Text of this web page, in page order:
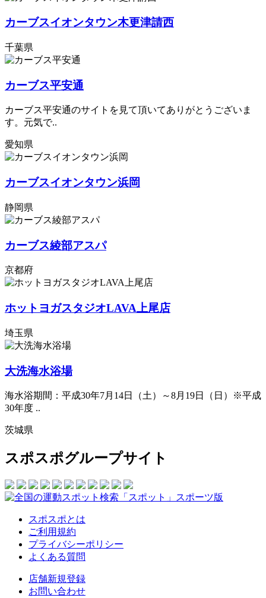
カーブスイオンタウン木更津請西
千葉県
カーブス平安通
カーブス平安通のサイトを見て頂いてありがとうございま
す。元気で..
愛知県
カーブスイオンタウン浜岡
静岡県
カーブス綾部アスパ
京都府
ホットヨガスタジオLAVA上尾店
埼玉県
大洗海水浴場
海水浴期間：平成30年7月14日（土）～8月19日（日）※平成
30年度 ..
茨城県
スポスポグループサイト
スポスポとは
ご利用規約
プライバシーポリシー
よくある質問
店舗新規登録
お問い合わせ